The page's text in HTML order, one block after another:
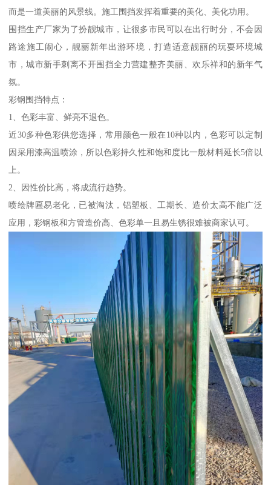
而是一道美丽的风景线。施工围挡发挥着重要的美化、美化功用。
围挡生产厂家为了扮靓城市，让很多市民可以在出行时分，不会因
路途施工闹心，靓丽新年出游环境，打造适意靓丽的玩耍环境城
市，城市新手刺离不开围挡全力营建整齐美丽、欢乐祥和的新年气
氛。
彩钢围挡特点：
1、色彩丰富、鲜亮不退色。
近30多种色彩供您选择，常用颜色一般在10种以内，色彩可以定制
因采用漆高温喷涂，所以色彩持久性和饱和度比一般材料延长5倍以
上。
2、因性价比高，将成流行趋势。
喷绘牌匾易老化，已被淘汰，铝塑板、工期长、造价太高不能广泛
应用，彩钢板和方管造价高、色彩单一且易生锈很难被商家认可。